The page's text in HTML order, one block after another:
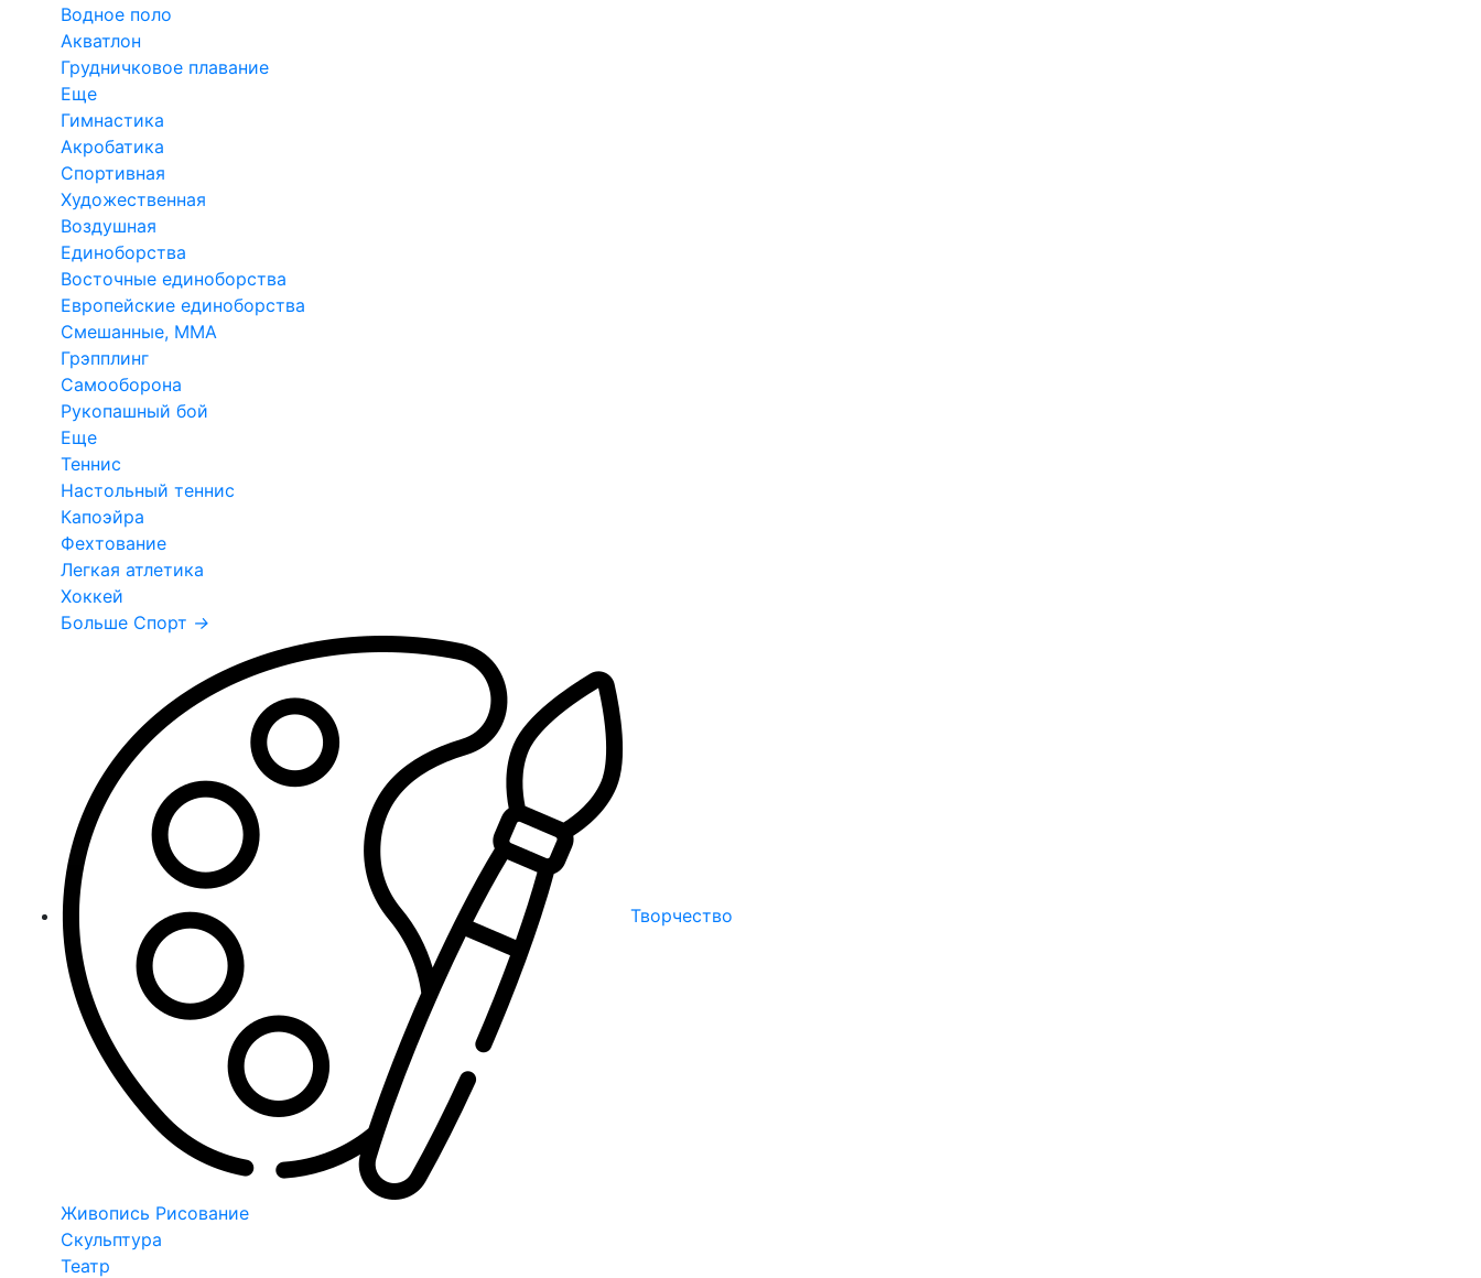
Водное поло
Акватлон
Грудничковое плавание
Еще
Гимнастика
Акробатика
Спортивная
Художественная
Воздушная
Единоборства
Восточные единоборства
Европейские единоборства
Смешанные, ММА
Грэпплинг
Самооборона
Рукопашный бой
Еще
Теннис
Настольный теннис
Капоэйра
Фехтование
Легкая атлетика
Хоккей
Больше Спорт →
Творчество
Живопись Рисование
Скульптура
Театр